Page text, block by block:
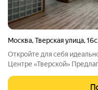
Москва,Тверская улица,
Откройте для себя
Центре «Тверской»
Офис имеет смешанную